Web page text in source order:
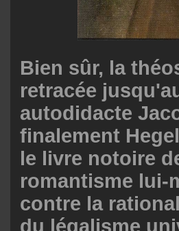
Bien sûr, la
retracée
autodidacte
finalement
le livre notoire
romantisme lui-
contre la
du légalisme